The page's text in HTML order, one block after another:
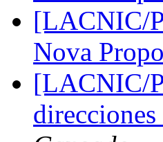
[LACNIC/
Nova
[LACNIC/